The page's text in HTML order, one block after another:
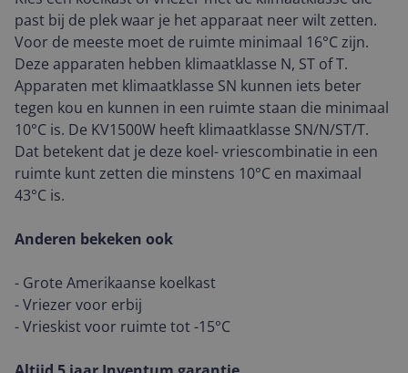
past bij de plek waar je het apparaat neer wilt zetten.
Voor de meeste moet de ruimte minimaal 16°C zijn.
Deze apparaten hebben klimaatklasse N, ST of T.
Apparaten met klimaatklasse SN kunnen iets beter
tegen kou en kunnen in een ruimte staan die minimaal
10°C is. De KV1500W heeft klimaatklasse SN/N/ST/T.
Dat betekent dat je deze koel- vriescombinatie in een
ruimte kunt zetten die minstens 10°C en maximaal
43°C is.
Anderen bekeken ook
- Grote Amerikaanse koelkast
- Vriezer voor erbij
- Vrieskist voor ruimte tot -15°C